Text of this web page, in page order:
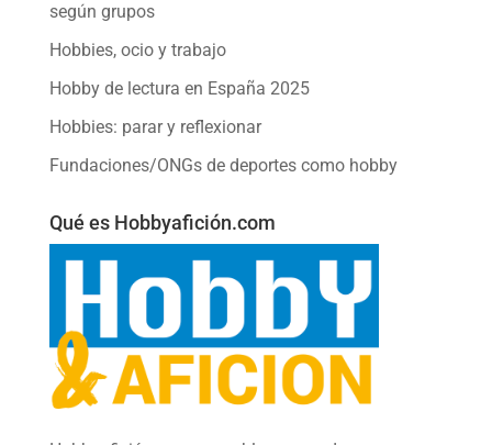
según grupos
Hobbies, ocio y trabajo
Hobby de lectura en España 2025
Hobbies: parar y reflexionar
Fundaciones/ONGs de deportes como hobby
Qué es Hobbyafición.com